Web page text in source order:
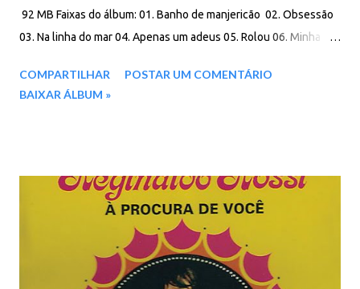
92 MB Faixas do álbum: 01. Banho de manjericão 02. Obsessão
03. Na linha do mar 04. Apenas um adeus 05. Rolou 06. Minha
balaio 10. Jardim da solidão 11. Abrigo de vagabundos 12. Feira
COMPARTILHAR
POSTAR UM COMENTÁRIO
BAIXAR ÁLBUM »